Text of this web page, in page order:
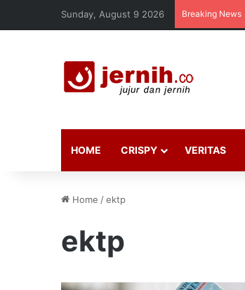
Sunday, August 9 2026 Breaking News
HOME CRISPY VERITAS
Home /ektp
ektp